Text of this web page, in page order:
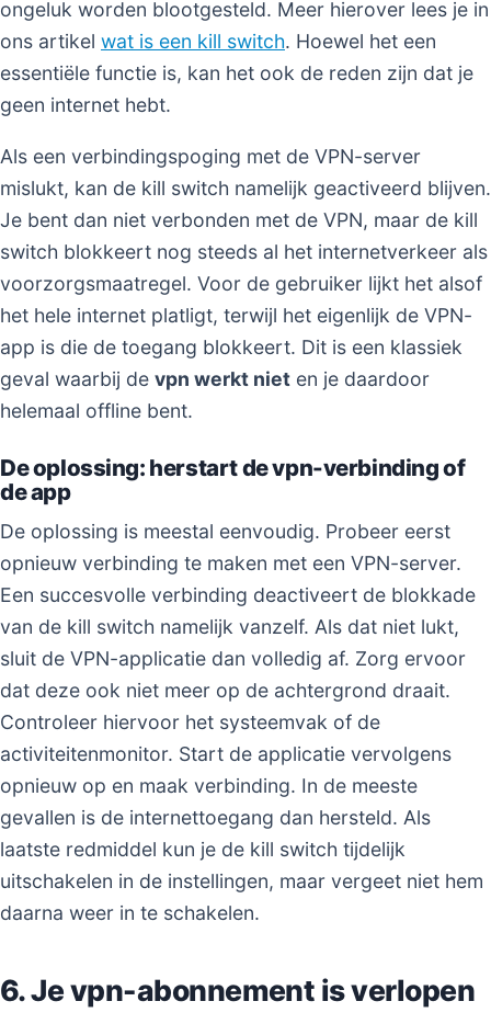
ongeluk worden blootgesteld. Meer hierover lees je in
ons artikel wat is een kill switch. Hoewel het een
essentiële functie is, kan het ook de reden zijn dat je
geen internet hebt.
Als een verbindingspoging met de VPN-server
mislukt, kan de kill switch namelijk geactiveerd blijven.
Je bent dan niet verbonden met de VPN, maar de kill
switch blokkeert nog steeds al het internetverkeer als
voorzorgsmaatregel. Voor de gebruiker lijkt het alsof
het hele internet platligt, terwijl het eigenlijk de VPN-
app is die de toegang blokkeert. Dit is een klassiek
geval waarbij de vpn werkt niet en je daardoor
helemaal offline bent.
De oplossing: herstart de vpn-verbinding of
de app
De oplossing is meestal eenvoudig. Probeer eerst
opnieuw verbinding te maken met een VPN-server.
Een succesvolle verbinding deactiveert de blokkade
van de kill switch namelijk vanzelf. Als dat niet lukt,
sluit de VPN-applicatie dan volledig af. Zorg ervoor
dat deze ook niet meer op de achtergrond draait.
Controleer hiervoor het systeemvak of de
activiteitenmonitor. Start de applicatie vervolgens
opnieuw op en maak verbinding. In de meeste
gevallen is de internettoegang dan hersteld. Als
laatste redmiddel kun je de kill switch tijdelijk
uitschakelen in de instellingen, maar vergeet niet hem
daarna weer in te schakelen.
6. Je vpn-abonnement is verlopen